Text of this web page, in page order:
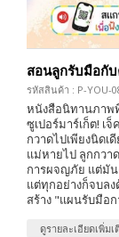
สอนลูกรับมือกับ
รหัสสินค้า : P-YOU-
หนังสือนิทานภาพ
ซูเปอร์มาร์เก็ต! เ
กวาดไปเพียงนิดเ
แม่หายไป ลูกกวา
การผจญภัย แต่มั
แต่ทุกอย่างก็จบลง
สร้าง "แผนรับมือ
ดูรายละเอียดเพิ่มเ